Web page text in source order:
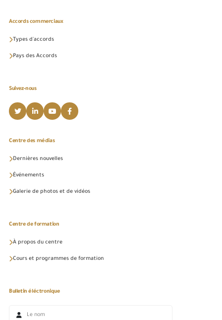
Accords commerciaux
Types d'accords
Pays des Accords
Suivez-nous
Centre des médias
Dernières nouvelles
Événements
Galerie de photos et de vidéos
Centre de formation
À propos du centre
Cours et programmes de formation
Bulletin éléctronique